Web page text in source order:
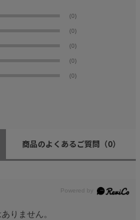
(0)
(0)
(0)
(0)
(0)
商品のよくあるご質問 （0）
りません。